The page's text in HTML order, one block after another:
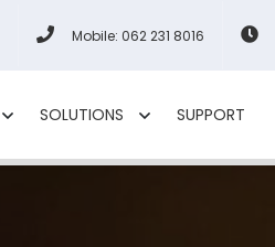
Mobile: 062 231 8016
SOLUTIONS SUPPORT